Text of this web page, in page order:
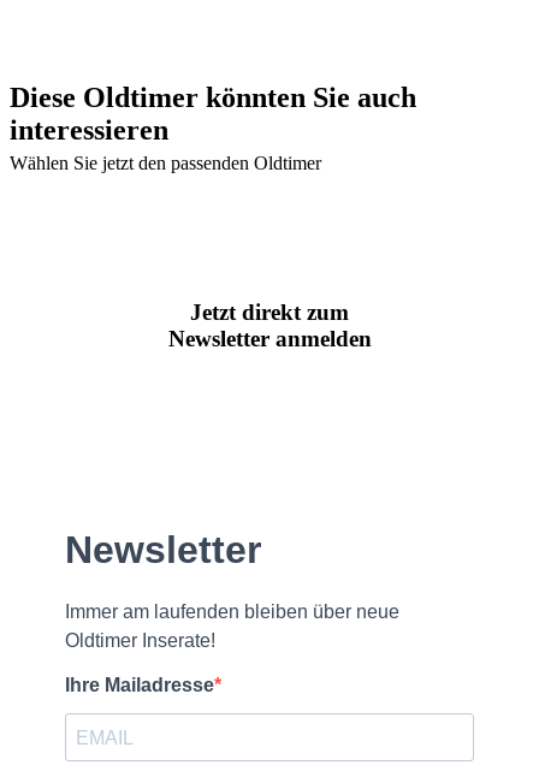
Diese Oldtimer könnten Sie auch
interessieren
Wählen Sie jetzt den passenden Oldtimer
Jetzt direkt zum
Newsletter anmelden